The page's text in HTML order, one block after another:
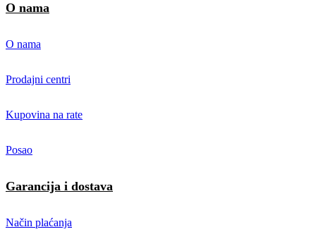
O nama
O nama
Prodajni centri
Kupovina na rate
Posao
Garancija i dostava
Način plaćanja